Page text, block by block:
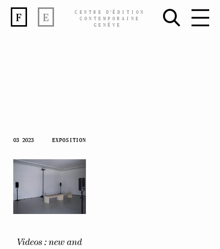
Skip
content
CENTRE D’ÉDITION
CONTEMPORAINE
GENÈVE
03 2023 EXPOSITION
Videos : new and
F E